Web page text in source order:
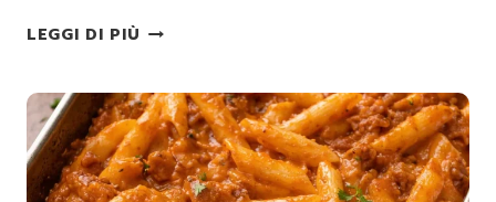
LEGGI DI PIÙ MAFALDINE
CREAM
AND
PANCETTA